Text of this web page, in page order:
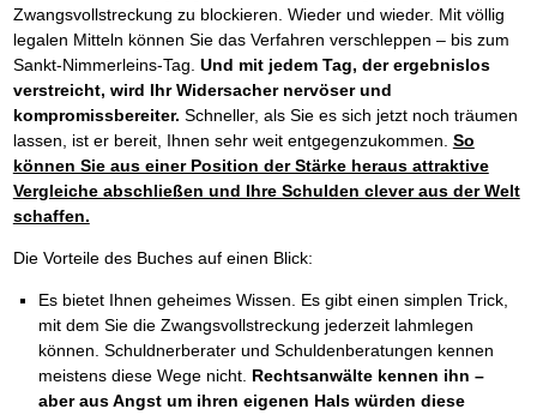
Zwangsvollstreckung zu blockieren. Wieder und wieder. Mit völlig
legalen Mitteln können Sie das Verfahren verschleppen – bis zum
Sankt-Nimmerleins-Tag. Und mit jedem Tag, der ergebnislos
verstreicht, wird Ihr Widersacher nervöser und
kompromissbereiter. Schneller, als Sie es sich jetzt noch träumen
lassen, ist er bereit, Ihnen sehr weit entgegenzukommen. So
können Sie aus einer Position der Stärke heraus attraktive
Vergleiche abschließen und Ihre Schulden clever aus der Welt
schaffen.
Die Vorteile des Buches auf einen Blick:
Es bietet Ihnen geheimes Wissen. Es gibt einen simplen Trick,
mit dem Sie die Zwangsvollstreckung jederzeit lahmlegen
können. Schuldnerberater und Schuldenberatungen kennen
meistens diese Wege nicht. Rechtsanwälte kennen ihn –
aber aus Angst um ihren eigenen Hals würden diese